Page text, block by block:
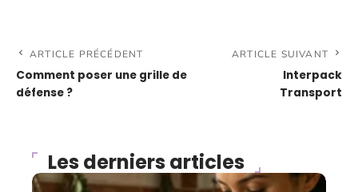
ARTICLE PRÉCÉDENT
Comment poser une grille de
défense ?
ARTICLE SUIVANT
Interpack
Transport
Les derniers articles